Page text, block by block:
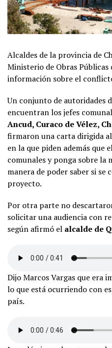
Alcaldes de la provincia de
Ministerio de Obras
información sobre el
Un conjunto de autoridades
encuentran los jefes
Ancud, Curaco de Vélez,
firmaron una carta dirigida
en la que piden además que
comunales y ponga sobre la
manera de poder saber si se
proyecto.
Por otra parte no
solicitar una audiencia con
según afirmó el alcalde de
Dijo Marcos Vargas que era
lo que está ocurriendo con
país.